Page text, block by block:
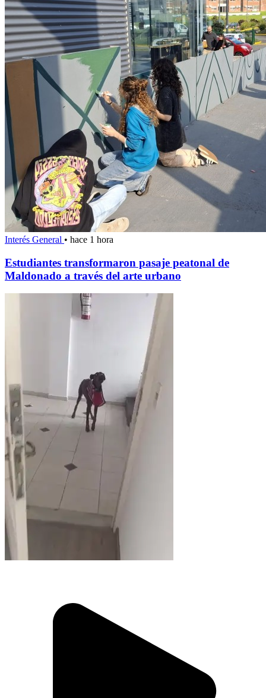
Interés General • hace 1 hora
Estudiantes transformaron pasaje peatonal de
Maldonado a través del arte urbano